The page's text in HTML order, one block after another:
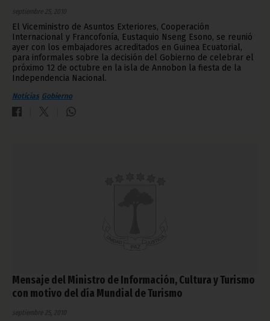
septiembre 25, 2010
El Viceministro de Asuntos Exteriores, Cooperación
Internacional y Francofonía, Eustaquio Nseng Esono, se reunió
ayer con los embajadores acreditados en Guinea Ecuatorial,
para informales sobre la decisión del Gobierno de celebrar el
próximo 12 de octubre en la isla de Annobon la fiesta de la
Independencia Nacional.
Noticias Gobierno
Mensaje del Ministro de Información, Cultura y Turismo
con motivo del día Mundial de Turismo
septiembre 25, 2010